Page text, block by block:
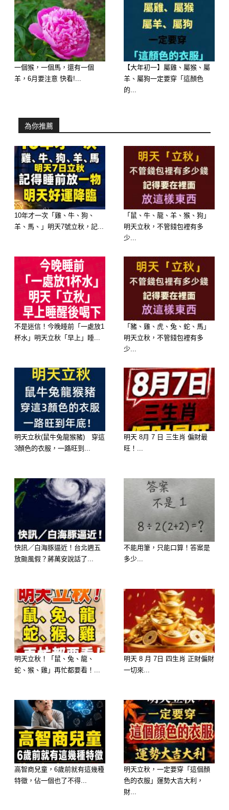
🍚 別人請你吃飯，記得「4不要」！
人情往來，看似小事，其實最能看出一
個人的格局。
有些人吃一次飯，關係變好；
有些人卻越吃越尷尬、人緣越來越差。
別人請你吃飯時，記住這「四不要」，
是做人最基本的修養。
🚫 1. 不要搶著點貴的
別人請客，是出於情分，不是要被考驗
的。
若一上桌就點最貴的菜、最高檔的飲
品，
在對方眼中就成了「沒分寸」。
吃飯是情誼交流，不是比價的場合。
💡 記得： 對方請你，不代表你就能任
意；
付出」。
🚫 2. 不要只顧滑手機
聚餐最怕「人到心不在」。
如果別人請你吃飯，你卻整場都在滑手
那等於是在「浪費對方的誠意」。
一頓飯不是只吃食物，更重要的是彼此
的交流。
💡 記得： 眼神交流比話題更重要，
放下手機，抬起頭，尊重眼前的人。
🚫 3. 不要吃完就走
有些人飯一吃完就匆匆離場，
連一句「謝謝、下次我請」都沒有，
在別人心裡，那是「不懂情」的表現。
對方花時間、花錢請你，
你至少該留個幾分鐘聊聊、道個謝、表
一個猴，一個馬，還有一個
羊，6月要注意 快看!...
【大年初一】屬雞、屬猴、屬
羊、屬狗一定要穿「這顏色
的...
為你推薦
10年才一次「雞、牛、狗、
羊、馬、」明天7號立秋，記...
「鼠、牛、龍、羊、猴、狗」
明天立秋，不管錢包裡有多
少...
不是迷信！今晚睡前「一處放1
杯水」明天立秋「早上」睡...
「豬、雞、虎、兔、蛇、馬」
明天立秋，不管錢包裡有多
少...
明天立秋(鼠牛兔龍猴豬) 穿這
3顏色的衣服，一路旺到...
明天 8月 7 日 三生肖 偏財最
旺！...
快訊／白海豚逼近！台北週五
放颱風假？蔣萬安說話了...
不能用筆，只能口算！答案是
多少...
明天立秋！「鼠、兔、龍、
蛇、猴、雞」再忙都要看！...
明天 8 月 7日 四生肖 正財偏財
一切來...
高智商兒童，6歲前就有這幾種
特徵，佔一個也了不得...
明天立秋，一定要穿「這個顏
色的衣服」運勢大吉大利，
財...